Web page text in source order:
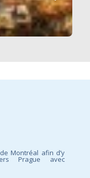
Montréal afin d’y
Prague avec